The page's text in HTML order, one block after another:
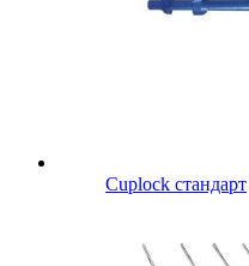
Cuplock стандарт